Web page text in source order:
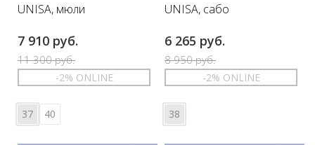
UNISA, мюли
7 910 руб.
11 300 руб.
-2% ONLINE
37 40
UNISA, сабо
6 265 руб.
8 950 руб.
-2% ONLINE
38